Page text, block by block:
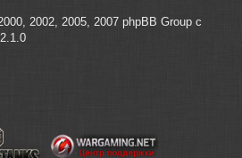
2002, 2005, 2007 phpBB Group с